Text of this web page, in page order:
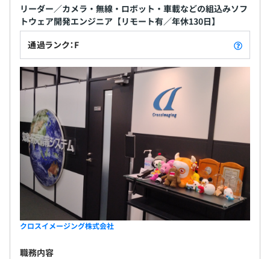
リーダー／カメラ・無線・ロボット・車載などの組込みソフ
トウェア開発エンジニア【リモート有／年休130日】
通過ランク：F
クロスイメージング株式会社
職務内容